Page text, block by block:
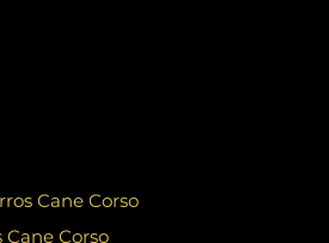
Cane Corso
Corso